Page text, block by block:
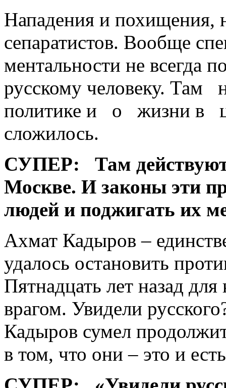
Нападения и похищения,
сепаратистов. Вообще
ментальности не всегда
русскому человеку. Там
политике и о жизни в
сложилось.
СУПЕР: Там
Москве. И законы эти
людей и поджигать их
Ахмат Кадыров –
удалось остановить
Пятнадцать лет назад
врагом. Увидели
Кадыров сумел
в том, что они – это и